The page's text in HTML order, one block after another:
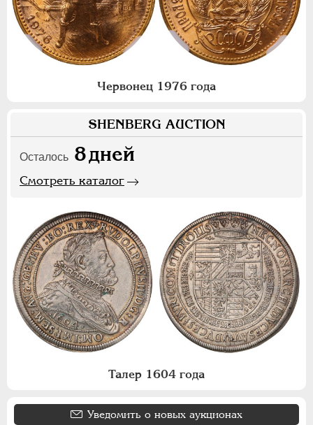
Червонец 1976 года
SHENBERG AUCTION
Осталось 8дней
Смотреть каталог
Талер 1604 года
Уведомить о новых аукционах